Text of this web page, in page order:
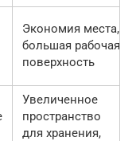
Экономия места,
большая рабочая
поверхность
Увеличенное
пространство
для хранения,